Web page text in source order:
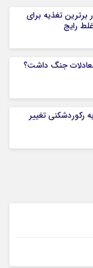
تغذیه برای
رایج
در معادلات جنگ داشت؟
رکوردشکنی تغییر